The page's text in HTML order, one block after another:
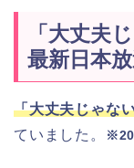
「大丈夫
最新日本放
「大丈夫じゃな
ていました。